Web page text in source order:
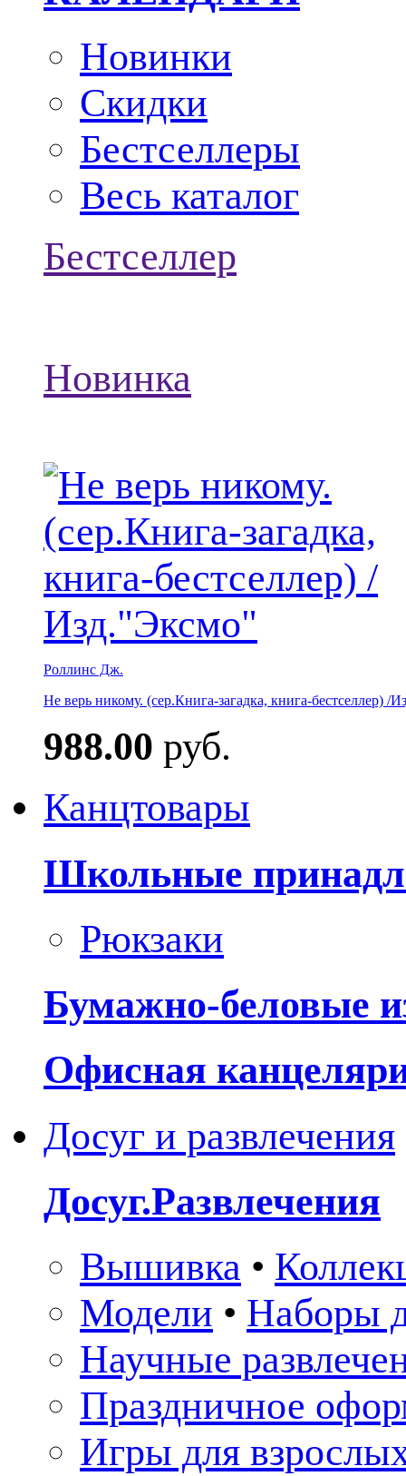
Новинки
Скидки
Бестселлеры
Весь каталог
Бестселлер
Новинка
Роллинс Дж.
Не верь никому. (сер.Книга-загадка, книга-бестселлер) /
988.00 руб.
Канцтовары
Школьные
Рюкзаки
Бумажно-беловые
Офисная
Досуг и развлечения
Досуг.Развлечения
Вышивка •
Модели • Наборы
Научные
Праздничное
Игры для